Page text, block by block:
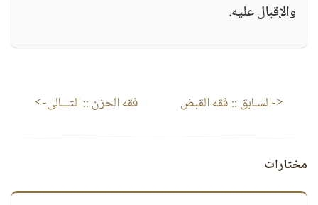
والإقبال عليه.
<-السـابق :: فقه القبض فقه الحزن :: التـــالى->
مختارات